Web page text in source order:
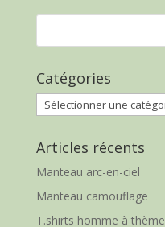
Catégories
Catégories
Articles récents
Manteau arc-en-ciel
Manteau camouflage
T.shirts homme à thème